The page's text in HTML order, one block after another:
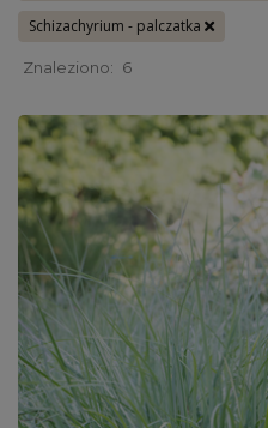
Schizachyrium - palczatka
Znaleziono: 6